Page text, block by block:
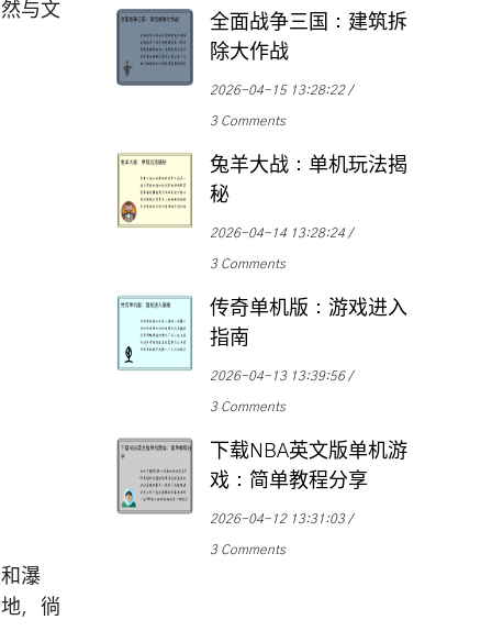
与文
瀑
，徜
全面战争三国：建筑拆
除大作战
2026-04-15 13:28:22
3 Comments
兔羊大战：单机玩法揭
秘
2026-04-14 13:28:24
3 Comments
传奇单机版：游戏进入
指南
2026-04-13 13:39:56
3 Comments
下载NBA英文版单机游
戏：简单教程分享
2026-04-12 13:31:03
3 Comments